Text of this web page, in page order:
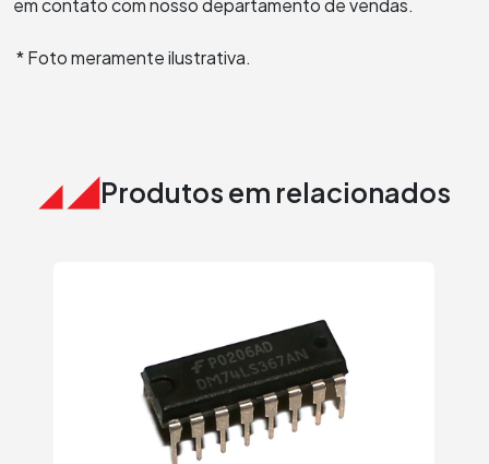
* Foto meramente ilustrativa.
Produtos em relacionados